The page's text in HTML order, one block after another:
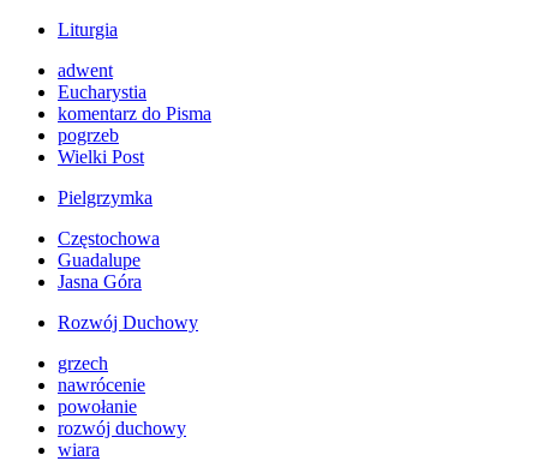
Liturgia
adwent
Eucharystia
komentarz do Pisma
pogrzeb
Wielki Post
Pielgrzymka
Częstochowa
Guadalupe
Jasna Góra
Rozwój Duchowy
grzech
nawrócenie
powołanie
rozwój duchowy
wiara